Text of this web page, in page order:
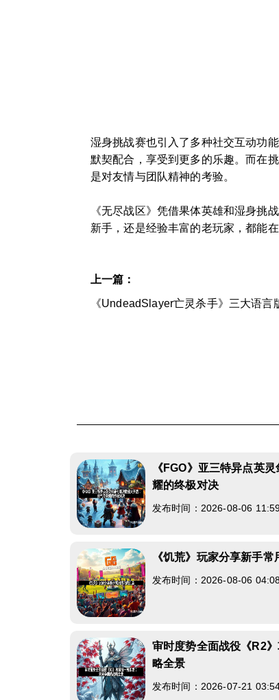
湿身挑战赛也引入了多种社交互动功
默契配合，享受到更多的乐趣。而在
是对友情与团队精神的考验。
《无尽战区》凭借果体英雄和湿身挑
新手，还是经验丰富的老玩家，都能
上一篇：
《UndeadSlayer亡灵杀手》三大语言
《FGO》亚三特异点英
耀的终极对决
发布时间：2026-08-06
《饥荒》玩家分享新手
发布时间：2026-08-06
审时度势全面战役《R2
略全景
发布时间：2026-07-21